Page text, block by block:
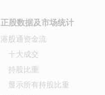
正股数据及市场统计
港股通资金流
十大成交
持股比重
显示所有持股比重